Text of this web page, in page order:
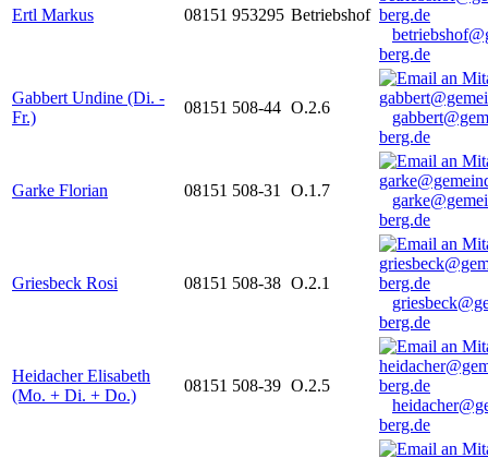
Ertl Markus 08151 953295 Betriebshof
berg.de
Gabbert Undine (Di. -
Fr.)
08151 508-44 O.2.6
berg.de
Garke Florian 08151 508-31 O.1.7
berg.de
Griesbeck Rosi 08151 508-38 O.2.1
berg.de
Heidacher Elisabeth
(Mo. + Di. + Do.)
08151 508-39 O.2.5
berg.de